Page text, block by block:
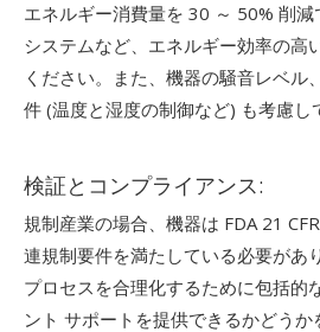
エネルギー消費量を 30 ～ 50% 削
システムなど、エネルギー効率の高
ください。また、機器の騒音レベル
件 (温度と湿度の制御など) も考慮し
検証とコンプライアンス:
規制産業の場合、機器は FDA 21
連規制要件を満たしている必要があ
プロセスを合理化するために包括的
ント サポートを提供できるかどうか